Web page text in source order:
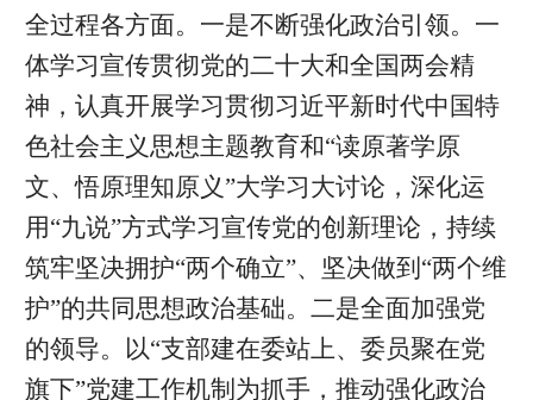
全过程各方面。一是不断强化政治引领。一
体学习宣传贯彻党的二十大和全国两会精
神，认真开展学习贯彻习近平新时代中国特
色社会主义思想主题教育和“读原著学原
文、悟原理知原义”大学习大讨论，深化运
用“九说”方式学习宣传党的创新理论，持续
筑牢坚决拥护“两个确立”、坚决做到“两个维
护”的共同思想政治基础。二是全面加强党
的领导。以“支部建在委站上、委员聚在党
旗下”党建工作机制为抓手，推动强化政治